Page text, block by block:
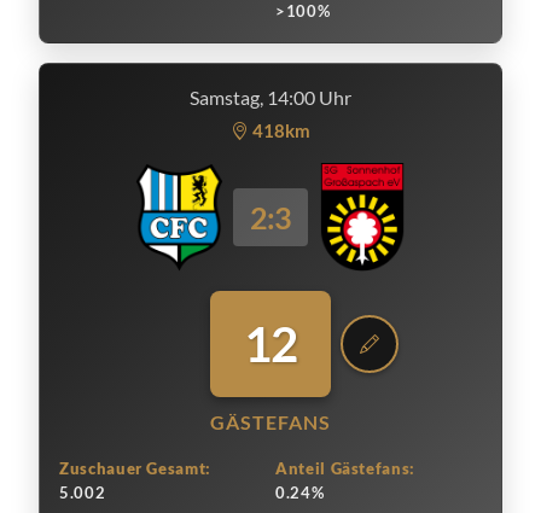
>100%
Samstag, 14:00 Uhr
418km
2:3
12
GÄSTEFANS
Zuschauer Gesamt:
5.002
Anteil Gästefans:
0.24%